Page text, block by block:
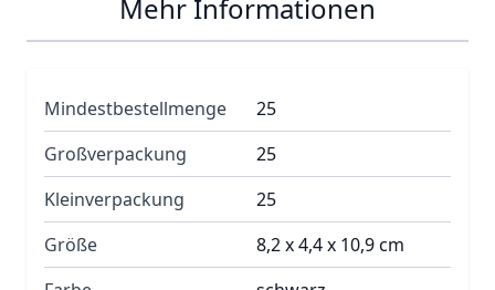
Mehr Informationen
Mindestbestellmenge
25
Großverpackung
25
Kleinverpackung
25
Größe
8,2 x 4,4 x 10,9 cm